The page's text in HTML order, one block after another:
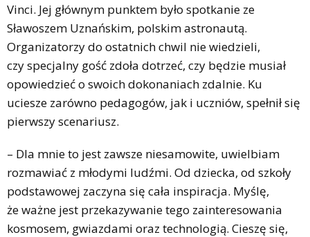
Vinci. Jej głównym punktem było spotkanie ze
Sławoszem Uznańskim, polskim astronautą.
Organizatorzy do ostatnich chwil nie wiedzieli,
czy specjalny gość zdoła dotrzeć, czy będzie musiał
opowiedzieć o swoich dokonaniach zdalnie. Ku
uciesze zarówno pedagogów, jak i uczniów, spełnił się
pierwszy scenariusz.
– Dla mnie to jest zawsze niesamowite, uwielbiam
rozmawiać z młodymi ludźmi. Od dziecka, od szkoły
podstawowej zaczyna się cała inspiracja. Myślę,
że ważne jest przekazywanie tego zainteresowania
kosmosem, gwiazdami oraz technologią. Cieszę się,